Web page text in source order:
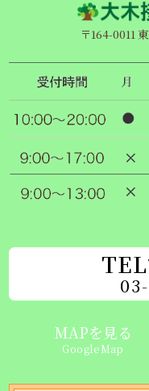
〒164-0011
MAPを見る
GoogleMap